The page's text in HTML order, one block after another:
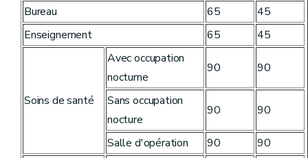
Bureau
65
45
Enseignement
65 45
Soins de santé
Avec occupation
nocturne
90 90
Sans occupation
nocture
90 90
Salle d'opération 90 90